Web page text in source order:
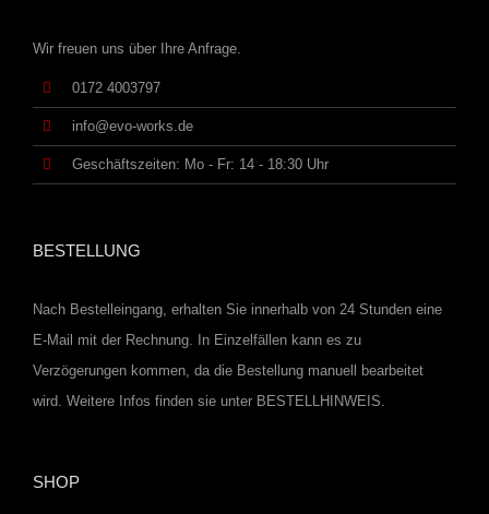
Wir freuen uns über Ihre Anfrage.
0172 4003797
info@evo-works.de
Geschäftszeiten: Mo - Fr: 14 - 18:30 Uhr
BESTELLUNG
Nach Bestelleingang, erhalten Sie innerhalb von 24 Stunden eine
E-Mail mit der Rechnung. In Einzelfällen kann es zu
Verzögerungen kommen, da die Bestellung manuell bearbeitet
wird. Weitere Infos finden sie unter BESTELLHINWEIS
SHOP